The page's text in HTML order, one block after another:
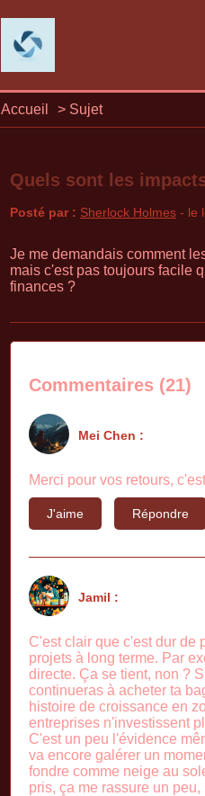
Accueil > Sujet
Quels sont les
Posté par : Sherlock Holmes - le
Je me demandais comment
mais c'est pas toujours facile
finances ?
Commentaires (21)
Mei Chen :
Merci pour vos retours,
J'aime Répondre
Jamil :
C'est clair que c'est dur de
projets à long terme. Par
directe. Ça se tient, non ?
continueras à acheter ta
histoire de croissance en
entreprises n'investissent
C'est un peu l'évidence
va encore galérer un
fondre comme neige au
pris, ça me rassure un